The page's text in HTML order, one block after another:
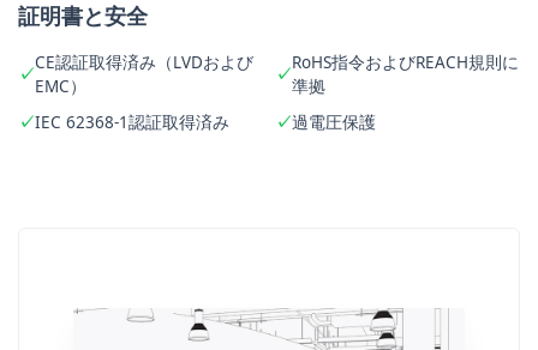
証明書と安全
CE認証取得済み（LVDおよび
EMC）
RoHS指令およびREACH規則に
準拠
IEC 62368-1認証取得済み
過電圧保護